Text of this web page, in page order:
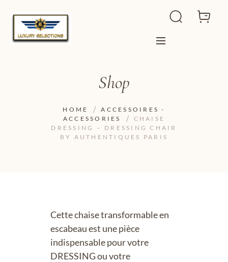
Shop
HOME
ACCESSOIRES -
ACCESSORIES
CHAISE
DRESSING – DRESSING CHAIR
BY AUTHENTIQUES PARIS
Cette chaise transformable en
escabeau est une pièce
indispensable pour votre
DRESSING ou votre